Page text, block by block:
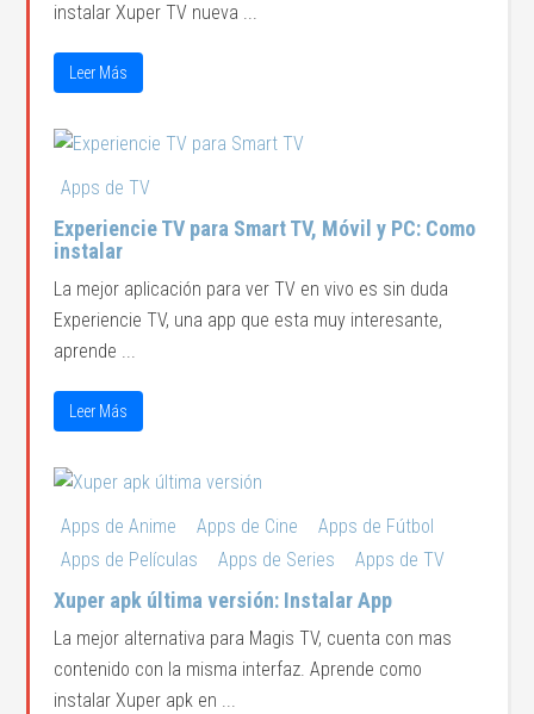
instalar Xuper TV nueva ...
Leer Más
Apps de TV
Experiencie TV para Smart TV, Móvil y PC: Como
instalar
La mejor aplicación para ver TV en vivo es sin duda
Experiencie TV, una app que esta muy interesante,
aprende ...
Leer Más
Apps de Anime Apps de Cine
Apps de Fútbol
Apps de Películas
Apps de Series Apps de TV
Xuper apk última versión: Instalar App
La mejor alternativa para Magis TV, cuenta con mas
contenido con la misma interfaz. Aprende como
instalar Xuper apk en ...